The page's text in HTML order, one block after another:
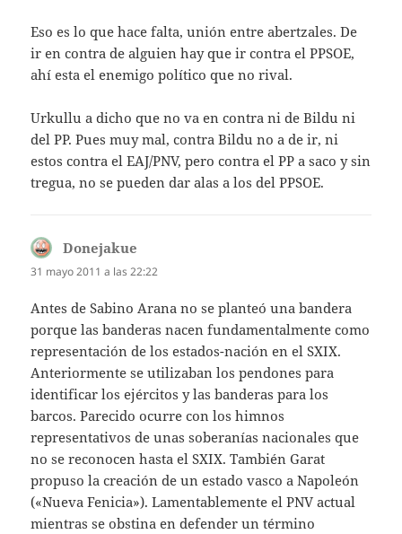
Eso es lo que hace falta, unión entre abertzales. De
ir en contra de alguien hay que ir contra el PPSOE,
ahí esta el enemigo político que no rival.
Urkullu a dicho que no va en contra ni de Bildu ni
del PP. Pues muy mal, contra Bildu no a de ir, ni
estos contra el EAJ/PNV, pero contra el PP a saco y sin
tregua, no se pueden dar alas a los del PPSOE.
Donejakue
31 mayo 2011 a las 22:22
Antes de Sabino Arana no se planteó una bandera
porque las banderas nacen fundamentalmente como
representación de los estados-nación en el SXIX.
Anteriormente se utilizaban los pendones para
identificar los ejércitos y las banderas para los
barcos. Parecido ocurre con los himnos
representativos de unas soberanías nacionales que
no se reconocen hasta el SXIX. También Garat
propuso la creación de un estado vasco a Napoleón
(«Nueva Fenicia»). Lamentablemente el PNV actual
mientras se obstina en defender un término